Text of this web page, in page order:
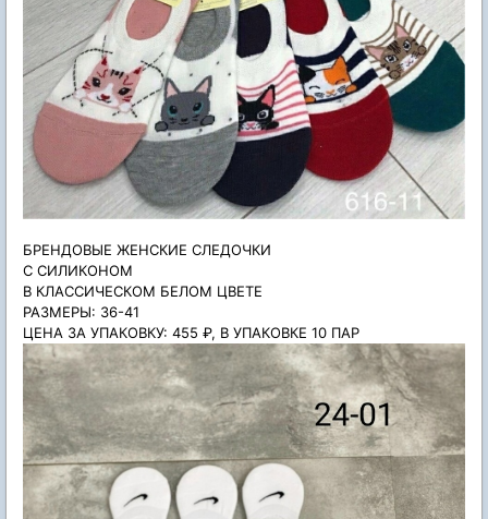
БРЕНДОВЫЕ ЖЕНСКИЕ СЛЕДОЧКИ
С СИЛИКОНОМ
В КЛАССИЧЕСКОМ БЕЛОМ ЦВЕТЕ
РАЗМЕРЫ: 36-41
ЦЕНА ЗА УПАКОВКУ: 455 ₽, В УПАКОВКЕ 10 ПАР